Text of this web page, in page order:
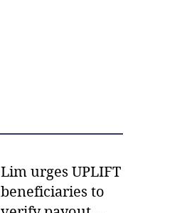
Lim urges UPLIFT
beneficiaries to